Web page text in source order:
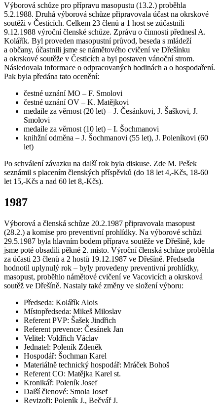
Výborová schůze pro přípravu masopustu (13.2.) proběhla
5.2.1988. Druhá výborová schůze připravovala účast na okrskové
soutěži v Česticích. Celkem 23 členů a 1 host se zúčastnili
9.12.1988 výroční členské schůze. Zprávu o činnosti přednesl A.
Kolářík. Byl proveden masopustní průvod, beseda s mládeží
a občany, účastnili jsme se námětového cvičení ve Dřešínku
a okrskové soutěže v Česticích a byl postaven vánoční strom.
Následovala informace o odpracovaných hodinách a o hospodaření.
Pak byla předána tato ocenění:
čestné uznání MO – F. Smolovi
čestné uznání OV – K. Matějkovi
medaile za věrnost (20 let) – J. Česánkovi, J. Šaškovi, J.
Smolovi
medaile za věrnost (10 let) – I. Šochmanovi
knihžní odměna – J. Šochmanovi (55 let), J. Poleníkovi (60
let)
Po schválení závazku na další rok byla diskuse. Zde M. Pešek
seznámil s placením členských příspěvků (do 18 let 4,-Kčs, 18-60
let 15,-Kčs a nad 60 let 8,-Kčs).
1987
Výborová a členská schůze 20.2.1987 připravovala masopust
(28.2.) a komise pro preventivní prohlídky. Na výborové schůzi
29.5.1987 byla hlavním bodem příprava soutěže ve Dřešíně, kde
jsme poté obsadili pěkné 2. místo. Výroční členská schůze proběhla
za účasti 23 členů a 2 hostů 19.12.1987 ve Dřešíně. Předseda
hodnotil uplynulý rok – byly provedeny preventivní prohlídky,
masopust, proběhlo námětové cvičení ve Vacovicích a okrsková
soutěž ve Dřešíně. Nastaly také změny ve složení výboru:
Předseda: Kolářík Alois
Místopředseda: Mikeš Miloslav
Referent PVP: Šašek Jindřich
Referent prevence: Česánek Jan
Velitel: Voldřich Václav
Jednatel: Poleník Zdeněk
Hospodář: Šochman Karel
Materiálně technický hospodář: Mráček Bohoš
Referent CO: Matějka Karel st.
Kronikář: Poleník Josef
Další členové: Smola Josef
Revizoři: Poleník J., Bečvář J.